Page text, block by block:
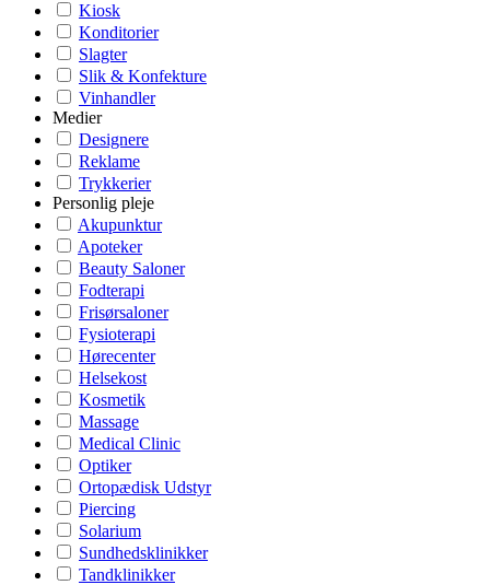
Kiosk
Konditorier
Slagter
Slik & Konfekture
Vinhandler
Medier
Designere
Reklame
Trykkerier
Personlig pleje
Akupunktur
Apoteker
Beauty Saloner
Fodterapi
Frisørsaloner
Fysioterapi
Hørecenter
Helsekost
Kosmetik
Massage
Medical Clinic
Optiker
Ortopædisk Udstyr
Piercing
Solarium
Sundhedsklinikker
Tandklinikker